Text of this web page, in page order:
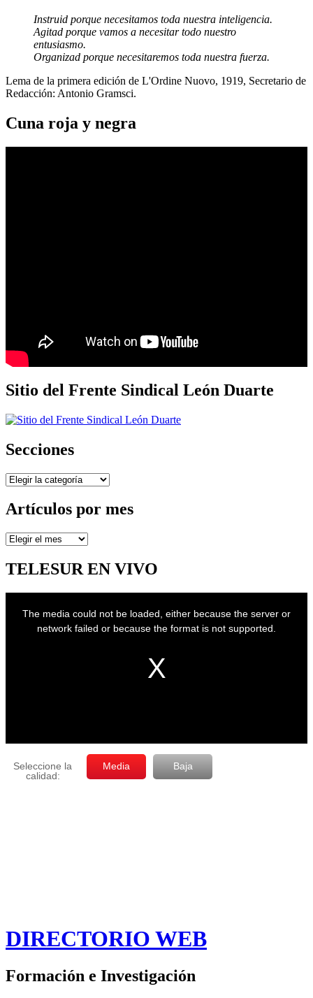
Instruid porque necesitamos toda nuestra inteligencia.
Agitad porque vamos a necesitar todo nuestro
entusiasmo.
Organizad porque necesitaremos toda nuestra fuerza.
Lema de la primera edición de L'Ordine Nuovo, 1919, Secretario de
Redacción: Antonio Gramsci.
Cuna roja y negra
Sitio del Frente Sindical León Duarte
Secciones
Secciones
Artículos por mes
Artículos
mes
TELESUR EN VIVO
DIRECTORIO WEB
Formación e Investigación